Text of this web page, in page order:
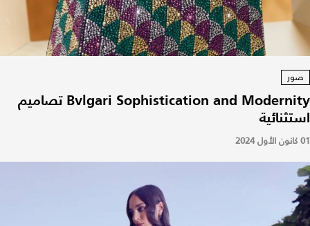
صور
Bvlgari Sophistication and Modernity تصاميم
استثنائية
01 كانون الأول 2024